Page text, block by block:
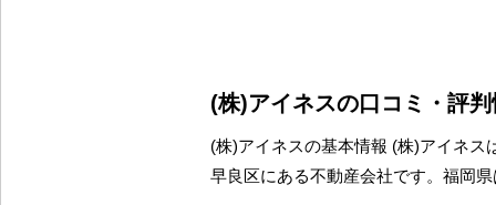
(株)アイネスの口コミ・評
(株)アイネスの基本情報 (株)アイネス
早良区にある不動産会社です。福岡